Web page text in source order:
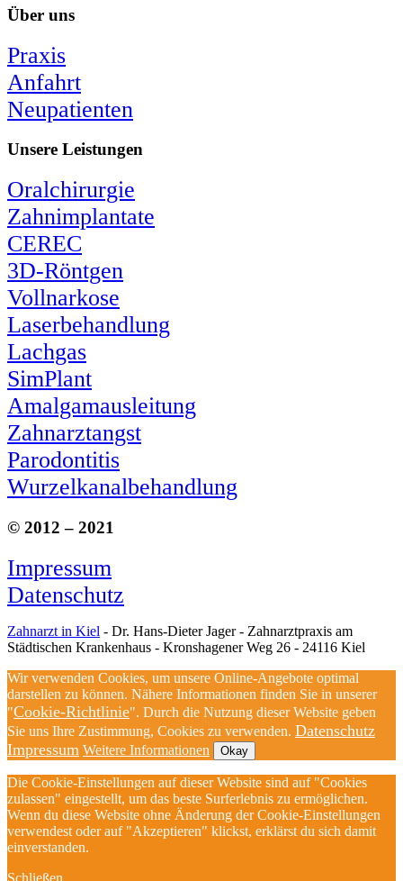
Über uns
Praxis
Anfahrt
Neupatienten
Unsere Leistungen
Oralchirurgie
Zahnimplantate
CEREC
3D-Röntgen
Vollnarkose
Laserbehandlung
Lachgas
SimPlant
Amalgamausleitung
Zahnarztangst
Parodontitis
Wurzelkanalbehandlung
© 2012 – 2021
Impressum
Datenschutz
Zahnarzt in Kiel - Dr. Hans-Dieter Jager - Zahnarztpraxis am
Städtischen Krankenhaus - Kronshagener Weg 26 - 24116 Kiel
Wir verwenden Cookies, um unsere Online-Angebote optimal
darstellen zu können. Nähere Informationen finden Sie in unserer
"Cookie-Richtlinie". Durch die Nutzung dieser Website geben
Sie uns Ihre Zustimmung, Cookies zu verwenden. Datenschutz
Impressum Weitere Informationen Okay
Die Cookie-Einstellungen auf dieser Website sind auf "Cookies
zulassen" eingestellt, um das beste Surferlebnis zu ermöglichen.
Wenn du diese Website ohne Änderung der Cookie-Einstellungen
verwendest oder auf "Akzeptieren" klickst, erklärst du sich damit
einverstanden.
Schließen